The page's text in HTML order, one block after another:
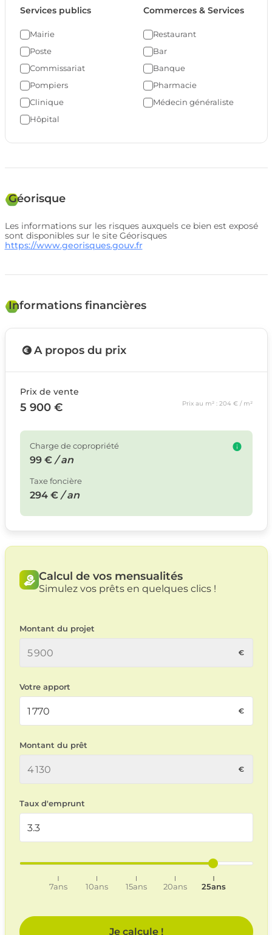
Services publics
Mairie
Poste
Commissariat
Pompiers
Clinique
Hôpital
Commerces & Services
Restaurant
Bar
Banque
Pharmacie
Médecin généraliste
Géorisque
Les informations sur les risques auxquels ce bien est exposé
sont disponibles sur le site Géorisques
https://www.georisques.gouv.fr
Informations financières
A propos du prix
Prix de vente
5 900 € Prix au m² : 204 € / m²
Charge de copropriété
99 € / an
Taxe foncière
294 € / an
Calcul de vos mensualités
Simulez vos prêts en quelques clics !
Montant du projet
Votre apport
Montant du prêt
Taux d'emprunt
7ans 10ans 15ans 20ans 25ans
Je calcule !